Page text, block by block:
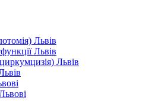
Львів
Львів
Львів